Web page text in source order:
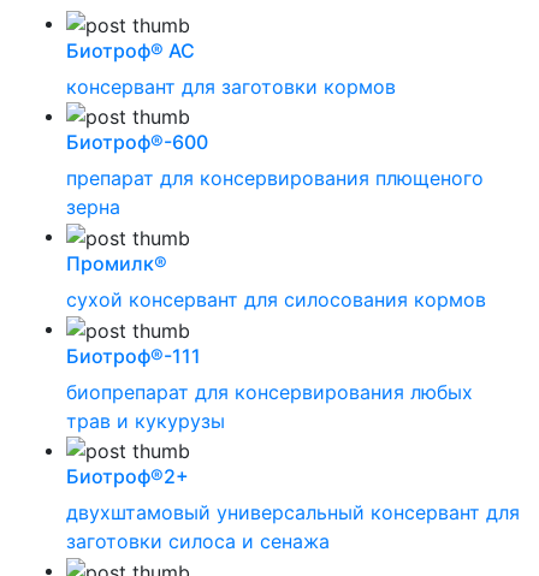
Биотроф® АС
консервант для заготовки кормов
Биотроф®-600
препарат для консервирования плющеного
зерна
Промилк®
сухой консервант для силосования кормов
Биотроф®-111
биопрепарат для консервирования любых
трав и кукурузы
Биотроф®2+
двухштамовый универсальный консервант для
заготовки силоса и сенажа